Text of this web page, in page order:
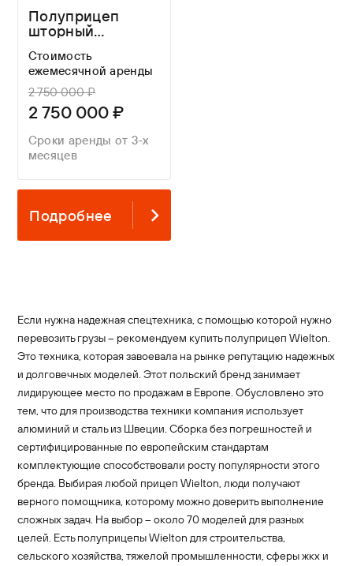
Полуприцеп
шторный
Стоимость
ежемесячной аренды
2 750 000 ₽
2 750 000 ₽
Сроки аренды от 3-х
месяцев
Подробнее
Если нужна надежная спецтехника, с помощью которой нужно
перевозить грузы – рекомендуем купить полуприцеп Wielton.
Это техника, которая завоевала на рынке репутацию надежных
и долговечных моделей. Этот польский бренд занимает
лидирующее место по продажам в Европе. Обусловлено это
тем, что для производства техники компания использует
алюминий и сталь из Швеции. Сборка без погрешностей и
сертифицированные по европейским стандартам
комплектующие способствовали росту популярности этого
бренда. Выбирая любой прицеп Wielton, люди получают
верного помощника, которому можно доверить выполнение
сложных задач. На выбор – около 70 моделей для разных
целей. Есть полуприцепы Wielton для строительства,
сельского хозяйства, тяжелой промышленности, сферы жкх и